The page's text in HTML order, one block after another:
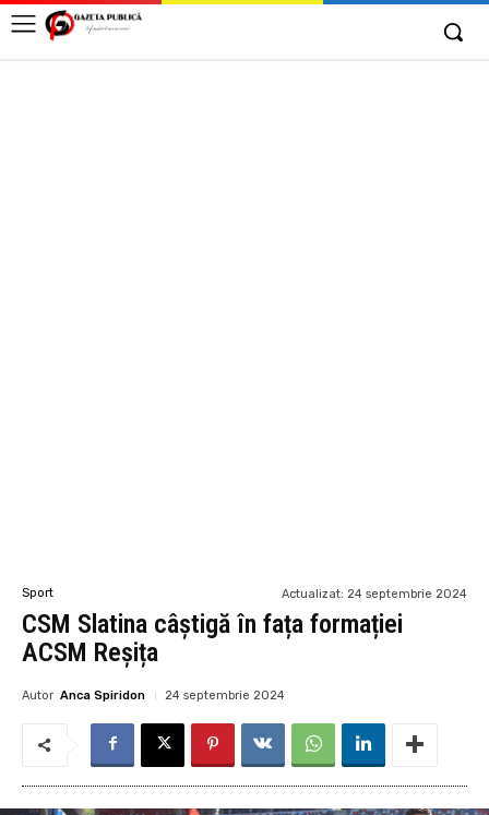
Sport Actualizat: 24 septembrie 2024
CSM Slatina câștigă în fața formației
ACSM Reșița
Autor Anca Spiridon 24 septembrie 2024